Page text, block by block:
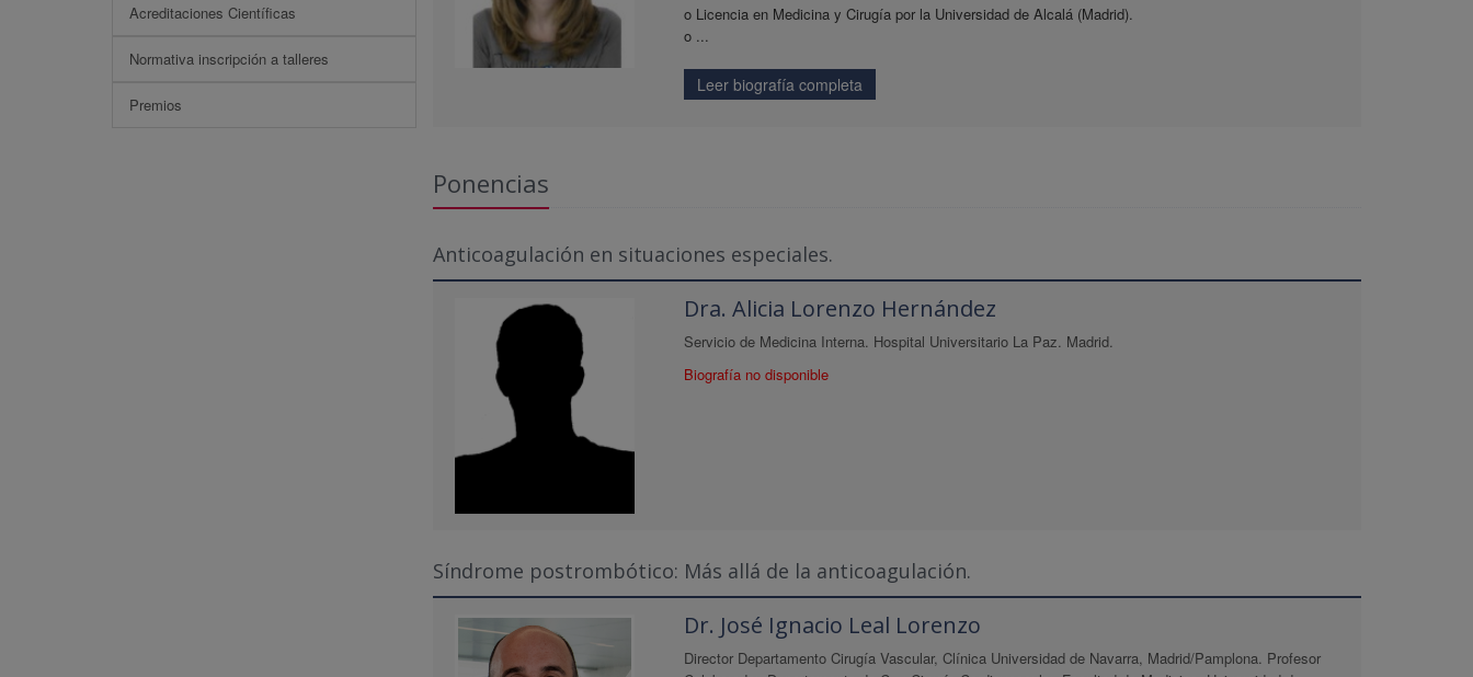
Acreditaciones Científicas
Normativa inscripción a talleres
Premios
o Licencia en Medicina y Cirugía por la Universidad de Alcalá (Madrid).
o ...
Leer biografía completa
Ponencias
Anticoagulación en situaciones especiales.
Dra. Alicia Lorenzo Hernández
Servicio de Medicina Interna. Hospital Universitario La Paz. Madrid.
Biografía no disponible
Síndrome postrombótico: Más allá de la anticoagulación.
Dr. José Ignacio Leal Lorenzo
Director Departamento Cirugía Vascular, Clínica Universidad de Navarra, Madrid/Pamplona. Profesor